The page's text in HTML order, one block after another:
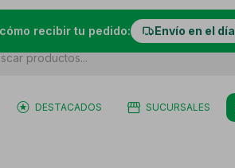
recibir tu pedido: Envío en el día
DESTACADOS SUCURSALES